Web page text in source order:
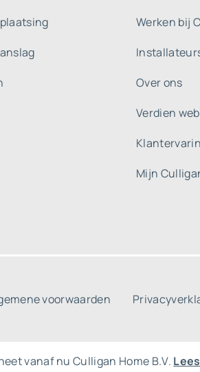
Werken bij
Over ons
Verdien
Mijn
voorwaarden
vanaf nu Culligan Home B.V.